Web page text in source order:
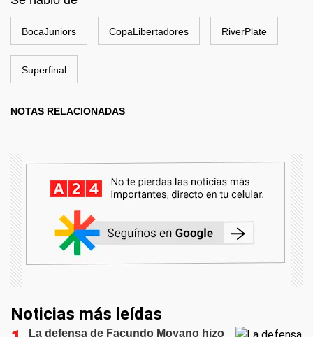
BocaJuniors CopaLibertadores RiverPlate
Superfinal
NOTAS RELACIONADAS
Noticias más leídas
La defensa de Facundo Moyano hizo